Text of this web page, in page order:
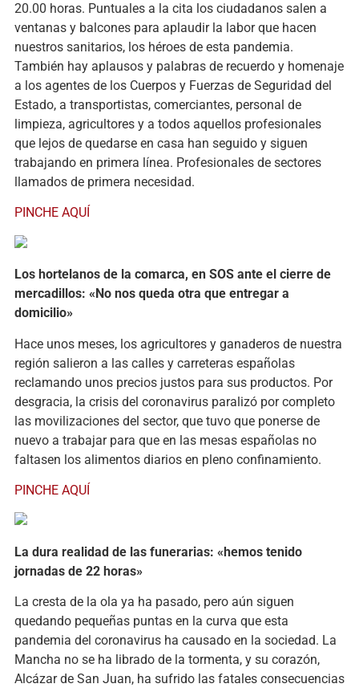
20.00 horas. Puntuales a la cita los ciudadanos salen a
ventanas y balcones para aplaudir la labor que hacen
nuestros sanitarios, los héroes de esta pandemia.
También hay aplausos y palabras de recuerdo y homenaje
a los agentes de los Cuerpos y Fuerzas de Seguridad del
Estado, a transportistas, comerciantes, personal de
limpieza, agricultores y a todos aquellos profesionales
que lejos de quedarse en casa han seguido y siguen
trabajando en primera línea. Profesionales de sectores
llamados de primera necesidad.
PINCHE AQUÍ
Los hortelanos de la comarca, en SOS ante el cierre de
mercadillos: «No nos queda otra que entregar a
domicilio»
Hace unos meses, los agricultores y ganaderos de nuestra
región salieron a las calles y carreteras españolas
reclamando unos precios justos para sus productos. Por
desgracia, la crisis del coronavirus paralizó por completo
las movilizaciones del sector, que tuvo que ponerse de
nuevo a trabajar para que en las mesas españolas no
faltasen los alimentos diarios en pleno confinamiento.
PINCHE AQUÍ
La dura realidad de las funerarias: «hemos tenido
jornadas de 22 horas»
La cresta de la ola ya ha pasado, pero aún siguen
quedando pequeñas puntas en la curva que esta
pandemia del coronavirus ha causado en la sociedad. La
Mancha no se ha librado de la tormenta, y su corazón,
Alcázar de San Juan, ha sufrido las fatales consecuencias